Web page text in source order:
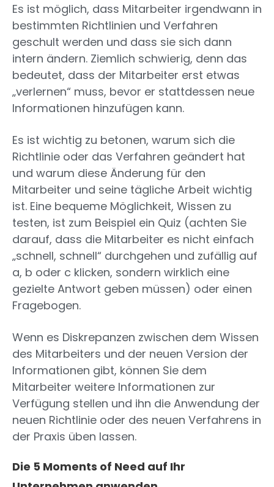
Es ist möglich, dass Mitarbeiter irgendwann in
bestimmten Richtlinien und Verfahren
geschult werden und dass sie sich dann
intern ändern. Ziemlich schwierig, denn das
bedeutet, dass der Mitarbeiter erst etwas
„verlernen“ muss, bevor er stattdessen neue
Informationen hinzufügen kann.
Es ist wichtig zu betonen, warum sich die
Richtlinie oder das Verfahren geändert hat
und warum diese Änderung für den
Mitarbeiter und seine tägliche Arbeit wichtig
ist. Eine bequeme Möglichkeit, Wissen zu
testen, ist zum Beispiel ein Quiz (achten Sie
darauf, dass die Mitarbeiter es nicht einfach
„schnell, schnell“ durchgehen und zufällig auf
a, b oder c klicken, sondern wirklich eine
gezielte Antwort geben müssen) oder einen
Fragebogen.
Wenn es Diskrepanzen zwischen dem Wissen
des Mitarbeiters und der neuen Version der
Informationen gibt, können Sie dem
Mitarbeiter weitere Informationen zur
Verfügung stellen und ihn die Anwendung der
neuen Richtlinie oder des neuen Verfahrens in
der Praxis üben lassen.
Die 5 Moments of Need auf Ihr